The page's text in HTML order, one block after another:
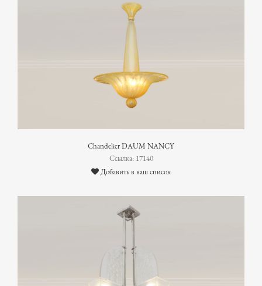
Chandelier DAUM NANCY
Ссылка: 17140
Добавить в ваш список